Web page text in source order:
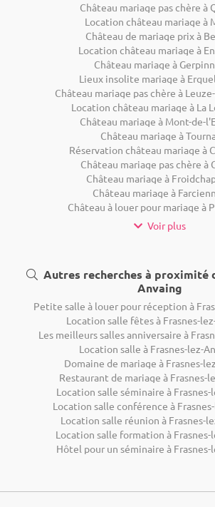
Château mariage pas chère à
Location château mariage à
Château de mariage prix à
Location château mariage à
Château mariage à
Lieux insolite mariage à
Château mariage pas chère à
Location château mariage à La
Château mariage à Mont-de-
Château mariage à
Réservation château mariage à
Château mariage pas chère à
Château mariage à
Château mariage à
Château à louer pour mariage à
Voir plus
Autres recherches à proximité
Anvaing
Petite salle à louer pour réception à
Location salle fêtes à Frasnes-
Les meilleurs salles anniversaire à
Location salle à Frasnes-lez-
Domaine de mariage à Frasnes-
Restaurant de mariage à Frasnes-
Location salle séminaire à Frasnes-
Location salle conférence à
Location salle réunion à Frasnes-
Location salle formation à Frasnes-
Hôtel pour un séminaire à Frasnes-